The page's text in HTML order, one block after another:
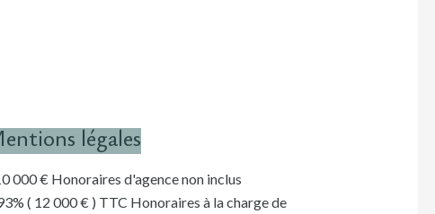
légales
000 € Honoraires d'agence non inclus
( 12 000 € ) TTC Honoraires à la charge de